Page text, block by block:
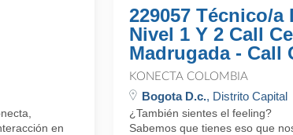
en
229057 Técnico/a
Nivel 1 Y 2 Call
Madrugada - Call
KONECTA COLOMBIA
Bogota D.c., Distrito Capital
¿También sientes el feeling?
Sabemos que tienes eso que